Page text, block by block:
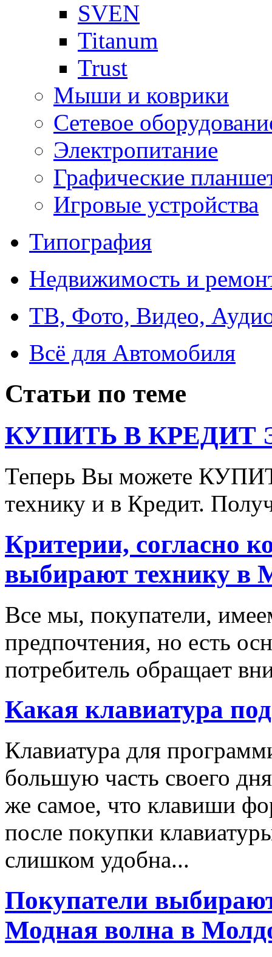
SVEN
Titanum
Trust
Мыши и коврики
Сетевое
Электропитание
Графические
Игровые устройства
Типография
Недвижимость и
ТВ, Фото, Видео,
Всё для Автомобиля
Статьи по теме
КУПИТЬ В КРЕДИТ
Теперь Вы можете
технику и в Кредит.
Критерии, согласно
выбирают технику в
Все мы, покупатели,
предпочтения, но есть
потребитель обращает
Какая клавиатура
Клавиатура для
большую часть своего
же самое, что клавиши
после покупки
слишком удобна...
Покупатели
Модная волна в